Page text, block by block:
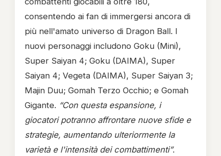
consentendo ai fan di immergersi ancora di
più nell'amato universo di Dragon Ball. I
nuovi personaggi includono Goku (Mini),
Super Saiyan 4; Goku (DAIMA), Super
Saiyan 4; Vegeta (DAIMA), Super Saiyan 3;
Majin Duu; Gomah Terzo Occhio; e Gomah
Gigante. “Con questa espansione, i
giocatori potranno affrontare nuove sfide e
strategie, aumentando ulteriormente la
varietà e l'intensità dei combattimenti”.